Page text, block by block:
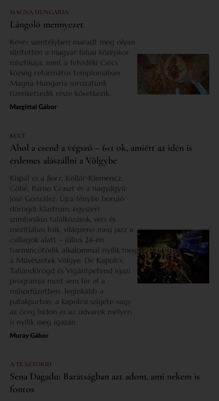
MAGNA HUNGARIA
Lángoló mennyezet
Kevés szentélyben maradt meg olyan
sűrítetten a magyar falusi középkor
misztikája, mint a felvidéki Csécs
község református templomában.
Magna Hungaria sorozatunk
tizenkettedik része következik.
Margittai Gábor
KULT
Ahol a csend a végszó – 6+1 ok, amiért az idén is
érdemes alászállni a Völgybe
Kispál és a Borz, Kollár-Klemencz,
Góbé, Parno Graszt és a nagyágyú:
José González. Újra fénybe boruló
dörögdi Klastrom, egyszeri
szimfonikus találkozások, vers és
mezítlábas folk, világzene meg jazz a
csillagok alatt – július 24-én
harmincötödik alkalommal nyílik meg
a Művészetek Völgye. De Kapolcs,
Taliándörögd és Vigántpetend igazi
programja most sem fér el a
műsorfüzetben: leginkább a
patakparton, a kapolcsi szigete vagy
az öreg hídon és az udvarok mélyén
is nyílik meg igazán.
Muray Gábor
A TE SZTORID
Sena Dagadu: Barátságban azt adom, ami nekem is
fontos